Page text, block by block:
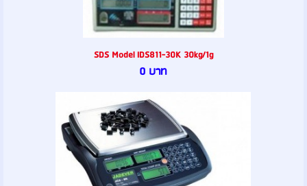
SDS Model IDS811-30K 30kg/1g
0 บาท